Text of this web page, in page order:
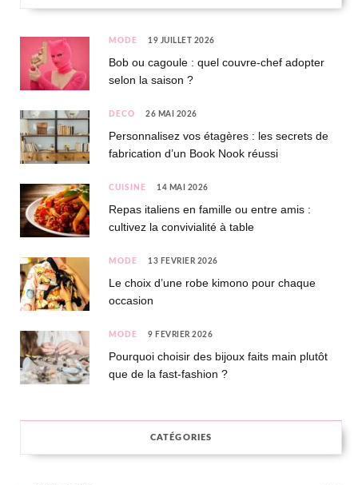
MODE 19 JUILLET 2026
Bob ou cagoule : quel couvre-chef adopter
selon la saison ?
DÉCO 26 MAI 2026
Personnalisez vos étagères : les secrets de
fabrication d’un Book Nook réussi
CUISINE 14 MAI 2026
Repas italiens en famille ou entre amis :
cultivez la convivialité à table
MODE 13 FÉVRIER 2026
Le choix d’une robe kimono pour chaque
occasion
MODE 9 FÉVRIER 2026
Pourquoi choisir des bijoux faits main plutôt
que de la fast-fashion ?
CATÉGORIES